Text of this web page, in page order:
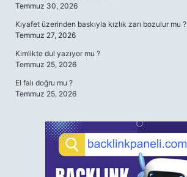
Temmuz 30, 2026
Kıyafet üzerinden baskıyla kızlık zarı bozulur mu ?
Temmuz 27, 2026
Kimlikte dul yazıyor mu ?
Temmuz 25, 2026
El falı doğru mu ?
Temmuz 25, 2026